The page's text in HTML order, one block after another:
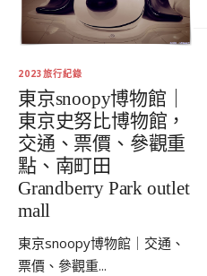
2023旅行紀錄
東京snoopy博物館｜
東京史努比博物館，
交通、票價、參觀重
點、南町田
Grandberry Park outlet
mall
東京snoopy博物館｜交通、
票價、參觀重...